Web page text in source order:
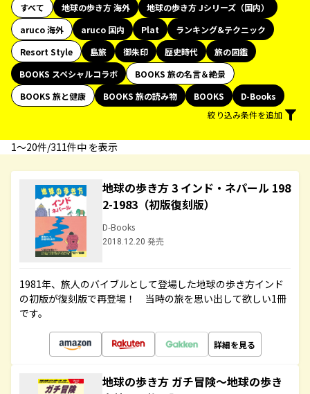
すべて 地球の歩き方 海外
地球の歩き方 Jシリーズ（国内）
aruco 海外
aruco 国内 Plat
ランキング&テクニック
Resort Style
島旅 御朱印 歴史時代
旅の図鑑
BOOKS スペシャルコラボ
BOOKS 旅の名言＆絶景
BOOKS 旅と健康
BOOKS 旅の読み物 BOOKS
D-Books
絞り込み条件を追加
1〜20件/311件中 を表示
地球の歩き方 3 インド・ネパール 198
2-1983（初版復刻版）
D-Books
2018.12.20 発売
1981年、旅人のバイブルとして登場した地球の歩き方インド
の初版が復刻版で再登場！ 当時の旅を思い出して欲しい1冊
です。
詳細を見る
地球の歩き方 ガチ冒険～地球の歩き